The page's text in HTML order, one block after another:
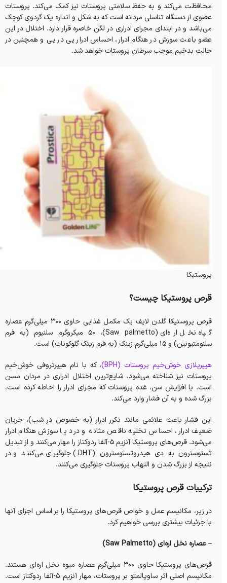
محافظت می‌کند و به حفظ سلامتی پروستات نیز کمک می‌کند. پروستات
عضوی از دستگاه تناسلی مردانه است که به شکل و اندازه یک گردوی کوچک
می‌باشد و در ابتدای مجرای ادراری در لگن خاصره قرار دارد. اختلال در این
عضو باعث سوزش در هنگام ادرار، احساس ادرار پی در پی و همچنین در
حالت بدخیم موجب سرطان پروستات خواهد شد.
پروستیکا
قرص پروستیکا چیست؟
قرص‌ پروستیکا گلدن لایف یک مکمل غذایی حاوی ۳۰۰ میلی‌گرم عصاره
گیاه نخل اره‌ای (Saw palmetto)، ۵۰ میکروگرم سلنیوم (به فرم
سلنومتیونین) و ۱۵ میلی‌گرم زینک (به فرم زینک گلوکونات) است.
هیپرپلازی خوش‌خیم پروستات (BPH)
، که با نام هیپرتروفی خوش‌خیم
پروستات نیز شناخته می‌شود، شایع‌ترین اختلال ادراری در مردان مسن
است. با افزایش سن، غده پروستات که مجرای ادرار را احاطه کرده است،
بزرگ شده و به آن فشار وارد می‌کند.
این فشار باعث علائمی مانند تکرر ادرار (به خصوص در شب)، جریان
ضعیف ادرار، احساس تخلیه ناقص مثانه و درد یا سوزش هنگام ادرار
می‌شود. قرص‌های پروستیکا آنزیم ۵-آلفا ردوکتاز را مهار می‌کنند و از تبدیل
تستوسترون به دی هیدروتستوسترون (DHT) جلوگیری می‌کنند و در
نتیجه از بزرگ شدن و التهاب پروستات جلوگیری می‌کنند.
ترکیبات قرص پروستیکا
در زیر، مکانیسم عمل و خواص قرص‌های پروستیکا را بر اساس اجزای آنها
با جزئیات بیشتری بررسی خواهیم کرد.
– عصاره نخل اره‌ای (Saw Palmetto)
قرص‌های پروستیکا حاوی ۳۰۰ میلی‌گرم عصاره میوه نخل اره‌ای هستند.
مکانیسم اصلی اثر ساوپالمتو بر پروستات، مهار آنزیم ۵-آلفا ردوکتاز است.